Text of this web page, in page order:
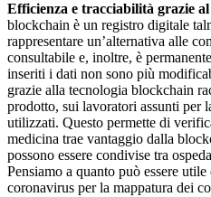
Efficienza e tracciabilità grazie
blockchain è un registro digitale
rappresentare un’alternativa alle
consultabile e, inoltre, è
inseriti i dati non sono più
grazie alla tecnologia blockchain
prodotto, sui lavoratori assunti per
utilizzati. Questo permette di
medicina trae vantaggio dalla
possono essere condivise tra
Pensiamo a quanto può essere
coronavirus per la mappatura dei